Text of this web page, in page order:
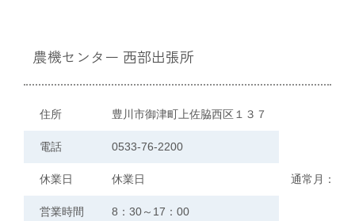
農機センター 西部出張所
住所 豊川市御津町上佐脇西区１３７
電話 0533-76-2200
休業日 休業日 通常月：日
営業時間 8：30～17：00